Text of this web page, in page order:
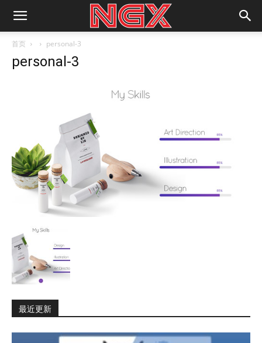
首页 personal-3
personal-3
最近更新